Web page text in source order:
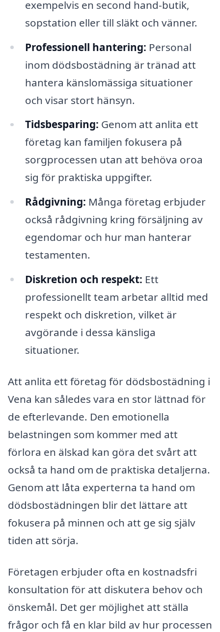
exempelvis en second hand-butik,
sopstation eller till släkt och vänner.
Professionell hantering: Personal
inom dödsbostädning är tränad att
hantera känslomässiga situationer
och visar stort hänsyn.
Tidsbesparing: Genom att anlita ett
företag kan familjen fokusera på
sorgprocessen utan att behöva oroa
sig för praktiska uppgifter.
Rådgivning: Många företag erbjuder
också rådgivning kring försäljning av
egendomar och hur man hanterar
testamenten.
Diskretion och respekt: Ett
professionellt team arbetar alltid med
respekt och diskretion, vilket är
avgörande i dessa känsliga
situationer.
Att anlita ett företag för dödsbostädning i
Vena kan således vara en stor lättnad för
de efterlevande. Den emotionella
belastningen som kommer med att
förlora en älskad kan göra det svårt att
också ta hand om de praktiska detaljerna.
Genom att låta experterna ta hand om
dödsbostädningen blir det lättare att
fokusera på minnen och att ge sig själv
tiden att sörja.
Företagen erbjuder ofta en kostnadsfri
konsultation för att diskutera behov och
önskemål. Det ger möjlighet att ställa
frågor och få en klar bild av hur processen